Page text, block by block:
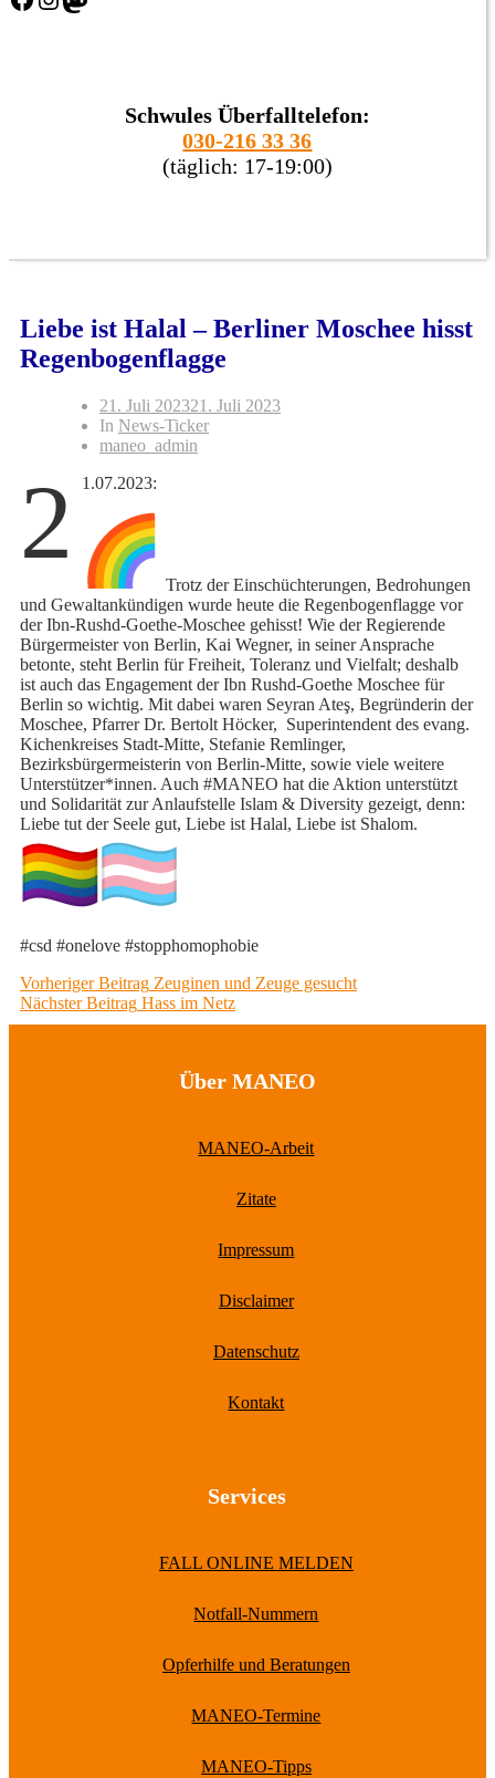
Schwules Überfalltelefon:
030-216 33 36
(täglich: 17-19:00)
Liebe ist Halal – Berliner Moschee hisst
Regenbogenflagge
21. Juli 202321. Juli 2023
In News-Ticker
maneo_admin
2 1.07.2023:
Trotz der Einschüchterungen, Bedrohungen
und Gewaltankündigen wurde heute die Regenbogenflagge vor
der Ibn-Rushd-Goethe-Moschee gehisst! Wie der Regierende
Bürgermeister von Berlin, Kai Wegner, in seiner Ansprache
betonte, steht Berlin für Freiheit, Toleranz und Vielfalt; deshalb
ist auch das Engagement der Ibn Rushd-Goethe Moschee für
Berlin so wichtig. Mit dabei waren Seyran Ateş, Begründerin der
Moschee, Pfarrer Dr. Bertolt Höcker, Superintendent des evang.
Kichenkreises Stadt-Mitte, Stefanie Remlinger,
Bezirksbürgermeisterin von Berlin-Mitte, sowie viele weitere
Unterstützer*innen. Auch #MANEO hat die Aktion unterstützt
und Solidarität zur Anlaufstelle Islam & Diversity gezeigt, denn:
Liebe tut der Seele gut, Liebe ist Halal, Liebe ist Shalom.
#csd #onelove #stopphomophobie
Beitragsnavigation
Vorheriger Beitrag Previous
post:
Zeuginen und Zeuge gesucht
Nächster Beitrag Next
post:
Hass im Netz
Über MANEO
MANEO-Arbeit
Zitate
Impressum
Disclaimer
Datenschutz
Kontakt
Services
FALL ONLINE MELDEN
Notfall-Nummern
Opferhilfe und Beratungen
MANEO-Termine
MANEO-Tipps